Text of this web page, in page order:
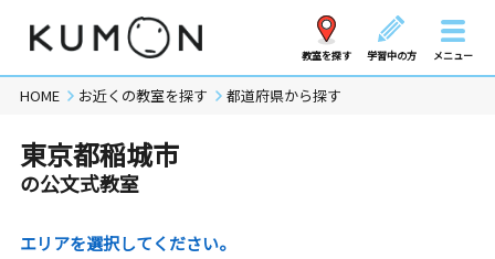
教室を探す 学習中の方 メニュー
HOME お近くの教室を探す 都道府県から探す
東京都稲城市
の公文式教室
エリアを選択してください。